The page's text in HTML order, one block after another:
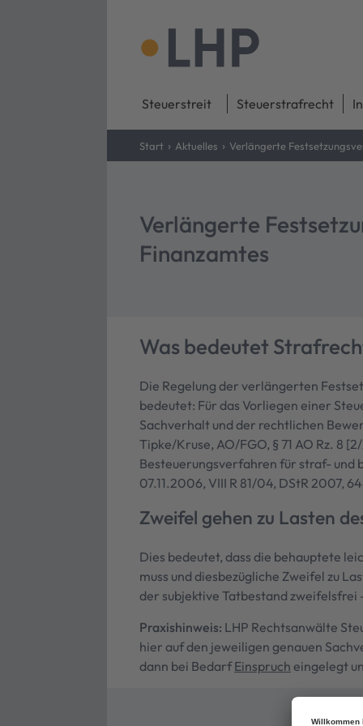
Steuerstreit Steuerstrafrecht
Start › Aktuelles › Verlängerte
Verlängerte
Finanzamtes
Was bedeutet
Die Regelung der verlängerten
bedeutet: Für das Vorliegen einer
Sachverhalt und der rechtlichen
Tipke/Kruse, AO/FGO, § 71 AO Rz. 8
Besteuerungsverfahren für straf- und
07.11.2006, VIII R 81/04, DStR 2007,
Zweifel gehen zu Lasten
Dies bedeutet, dass die behauptete
muss und diesbezügliche Zweifel zu
der subjektive Tatbestand zweifelsfrei
Praxishinweis: LHP Rechtsanwälte
hier auf den jeweiligen genauen
dann bei BedarfEinspruch eingelegt